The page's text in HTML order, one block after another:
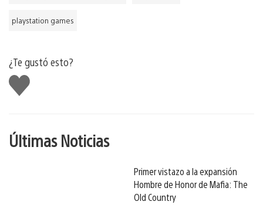
playstation games
¿Te gustó esto?
Me
gusta
Últimas Noticias
Primer vistazo a la expansión
Hombre de Honor de Mafia: The
Old Country